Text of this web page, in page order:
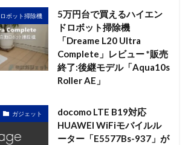
ロボット掃除機
5万円台で買えるハイエン
ドロボット掃除機
「Dreame L20 Ultra
Complete」レビュー *販売
終了:後継モデル「Aqua10s
Roller AE」
ガジェット
docomo LTE B19対応
HUAWEI WiFiモバイルル
ーター「E5577Bs-937」が